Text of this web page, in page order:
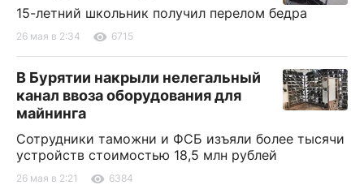
15-летний школьник получил перелом бедра
26 мая в 2:34 6715
В Бурятии накрыли нелегальный
канал ввоза оборудования для
майнинга
Сотрудники таможни и ФСБ изъяли более тысячи
устройств стоимостью 18,5 млн рублей
26 мая в 2:21 6384